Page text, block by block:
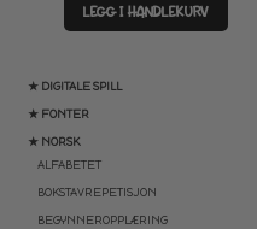
★ DIGITALE SPILL
★ FONTER
★ NORSK
ALFABETET
BOKSTAVREPETISJON
BEGYNNEROPPLÆRING
LEGG I HANDLEKURV